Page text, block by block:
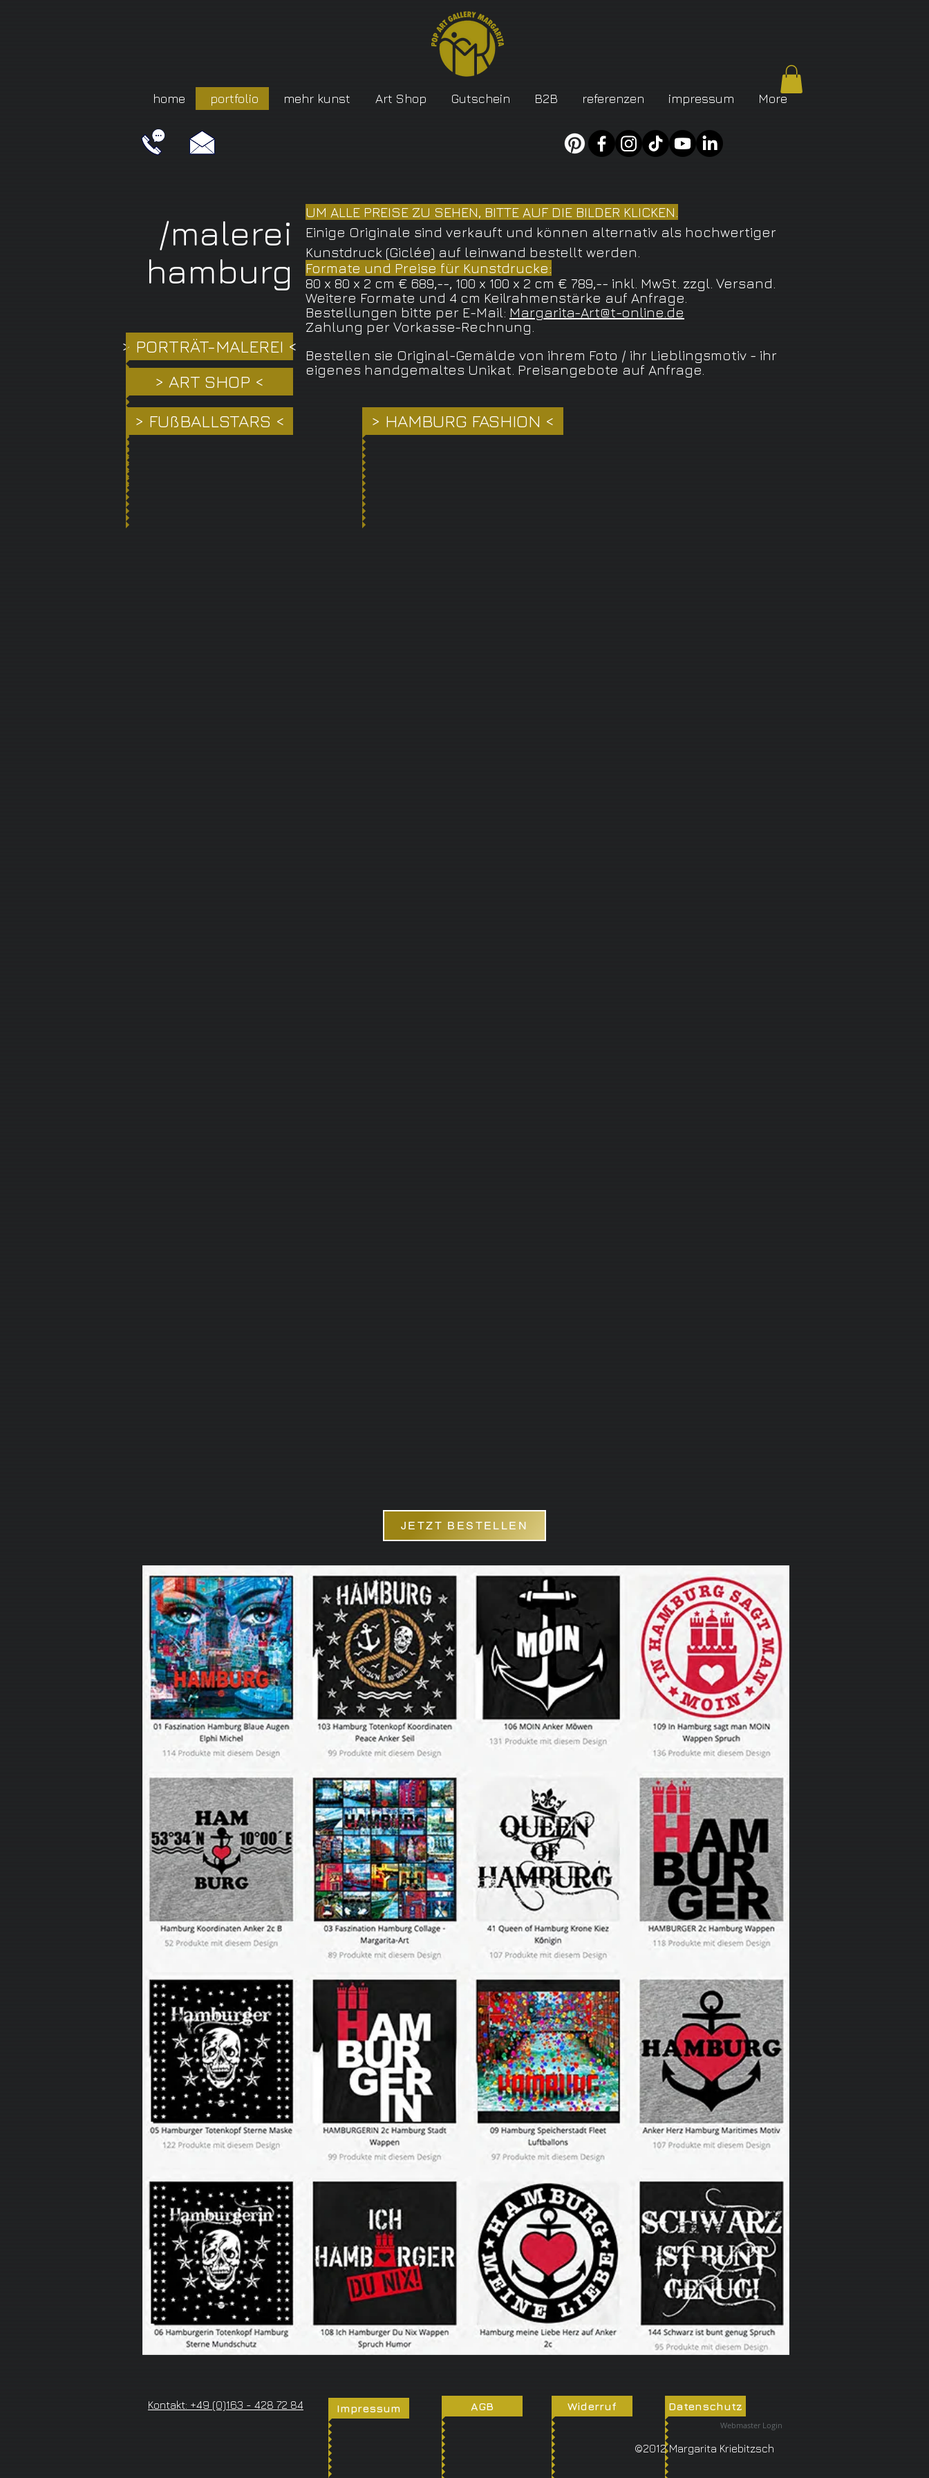
home portfolio mehr kunst Art Shop Gutschein B2B referenzen impressum More
/malerei
hamburg
> PORTRÄT-MALEREI <
> ART SHOP <
UM ALLE PREISE ZU SEHEN, BITTE AUF DIE BILDER KLICKEN.
Einige Originale sind verkauft und können alternativ als hochwertiger
Kunstdruck (Giclée) auf leinwand bestellt werden.
Formate und Preise für Kunstdrucke:
80 x 80 x 2 cm € 689,--, 100 x 100 x 2 cm € 789,-- inkl. MwSt. zzgl. Versand.
Weitere Formate und 4 cm Keilrahmenstärke auf Anfrage.
Bestellungen bitte per E-Mail: Margarita-Art@t-online.de
Zahlung per Vorkasse-Rechnung.
Bestellen sie Original-Gemälde von ihrem Foto / ihr Lieblingsmotiv - ihr
eigenes handgemaltes Unikat. Preisangebote auf Anfrage.
> FUßBALLSTARS < > HAMBURG FASHION <
JETZT BESTELLEN
Kontakt: +49 (0)163 - 428 72 84 Impressum AGB Widerruf Datenschutz
Webmaster Login
©2012 Margarita Kriebitzsch​